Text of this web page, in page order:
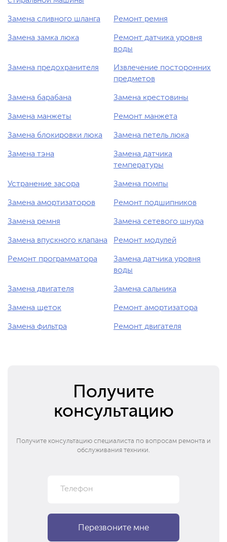
Замена сливного шланга Ремонт ремня
Замена замка люка
Ремонт датчика уровня
воды
Замена предохранителя
Извлечение посторонних
предметов
Замена барабана Замена крестовины
Замена манжеты Ремонт манжета
Замена блокировки люка Замена петель люка
Замена тэна
Замена датчика
температуры
Устранение засора Замена помпы
Замена амортизаторов Ремонт подшипников
Замена ремня Замена сетевого шнура
Замена впускного клапана Ремонт модулей
Ремонт программатора
Замена датчика уровня
воды
Замена двигателя Замена сальника
Замена щеток Ремонт амортизатора
Замена фильтра Ремонт двигателя
Получите
консультацию
Получите консультацию специалиста по вопросам ремонта и
обслуживания техники.